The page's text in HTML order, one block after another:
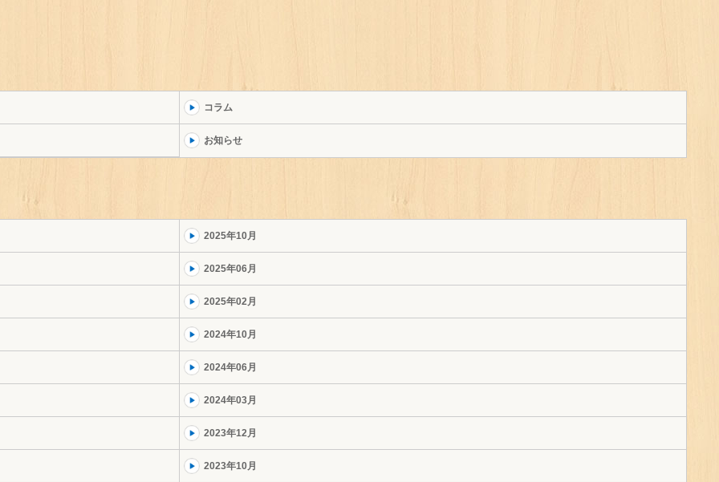
コラム
お知らせ
2025年10月
2025年06月
2025年02月
2024年10月
2024年06月
2024年03月
2023年12月
2023年10月